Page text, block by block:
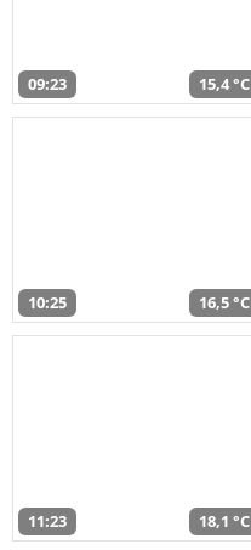
09:23 15,4 °C
10:25 16,5 °C
11:23 18,1 °C